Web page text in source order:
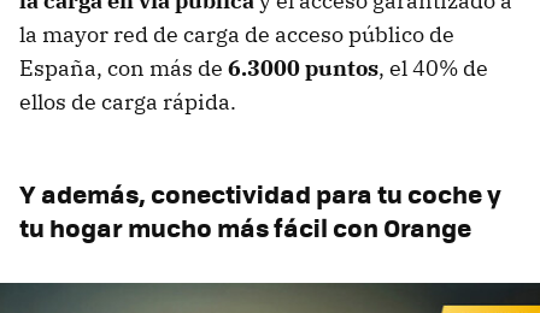
la mayor red de carga de acceso público de
España, con más de 6.3000 puntos, el 40% de
ellos de carga rápida.
Y además, conectividad para tu coche y
tu hogar mucho más fácil con Orange